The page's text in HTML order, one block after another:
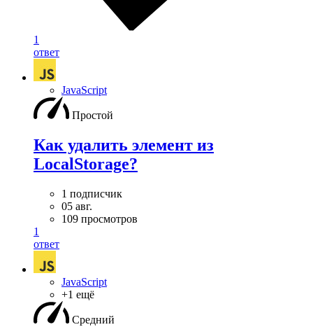
1
ответ
JavaScript
Простой
Как удалить элемент из
LocalStorage?
1 подписчик
05 авг.
109 просмотров
1
ответ
JavaScript
+1 ещё
Средний